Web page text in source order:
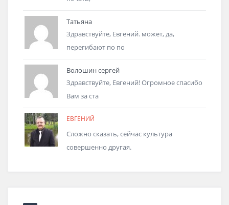
Татьяна
Здравствуйте, Евгений. может, да,
перегибают по по
Волошин сергей
Здравствуйте, Евгений! Огромное спасибо
Вам за ста
ЕВГЕНИЙ
Сложно сказать, сейчас культура
совершенно другая.